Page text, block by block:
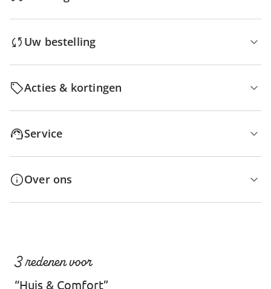
Uw bestelling
Acties & kortingen
Service
Over ons
3 redenen voor
“Huis & Comfort”